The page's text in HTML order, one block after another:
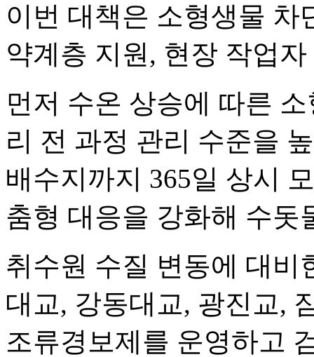
이번 대책은 소형생물 차
약계층 지원, 현장 작업
먼저 수온 상승에 따른
리 전 과정 관리 수준을
배수지까지 365일 상시
춤형 대응을 강화해 수돗
취수원 수질 변동에 대비
대교, 강동대교, 광진교,
조류경보제를 운영하고